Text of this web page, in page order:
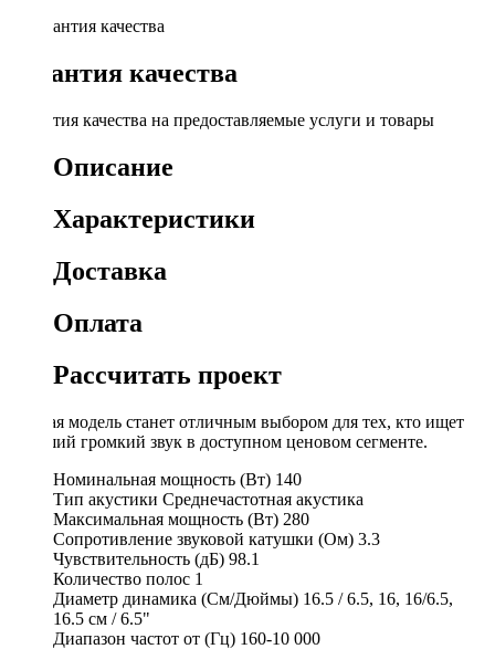
Гарантия качества
Гарантия качества на предоставляемые услуги и товары
Описание
Характеристики
Доставка
Оплата
Рассчитать проект
Данная модель станет отличным выбором для тех, кто ищет
хороший громкий звук в доступном ценовом сегменте.
Номинальная мощность (Вт) 140
Тип акустики Среднечастотная акустика
Максимальная мощность (Вт) 280
Сопротивление звуковой катушки (Ом) 3.3
Чувствительность (дБ) 98.1
Количество полос 1
Диаметр динамика (См/Дюймы) 16.5 / 6.5, 16, 16/6.5,
16.5 см / 6.5"
Диапазон частот от (Гц) 160-10 000